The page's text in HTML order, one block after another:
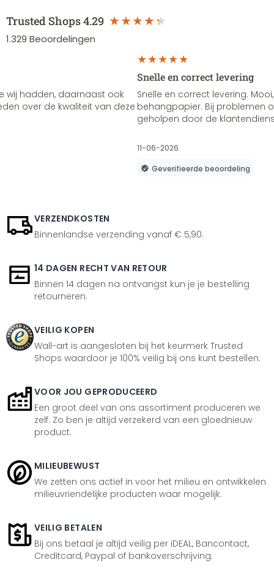
Trusted Shops4.29
1.329 Beoordelingen
wij hadden, daarnaast ook
over de kwaliteit van deze
Snelle en correct levering
Snelle en correct levering.
behangpapier. Bij problemen
geholpen door de
11-06-2026
Geverifieerde beoordeling
VERZENDKOSTEN
Binnenlandse verzending vanaf € 5,90.
14 DAGEN RECHT VAN RETOUR
Binnen 14 dagen na ontvangst kun je je bestelling
retourneren.
VEILIG KOPEN
Wall-art is aangesloten bij het keurmerk Trusted
Shops waardoor je 100% veilig bij ons kunt bestellen.
VOOR JOU GEPRODUCEERD
Een groot deel van ons assortiment produceren we
zelf. Zo ben je altijd verzekerd van een gloednieuw
product.
MILIEUBEWUST
We zetten ons actief in voor het milieu en ontwikkelen
milieuvriendelijke producten waar mogelijk.
VEILIG BETALEN
Bij ons betaal je altijd veilig per iDEAL, Bancontact,
Creditcard, Paypal of bankoverschrijving.